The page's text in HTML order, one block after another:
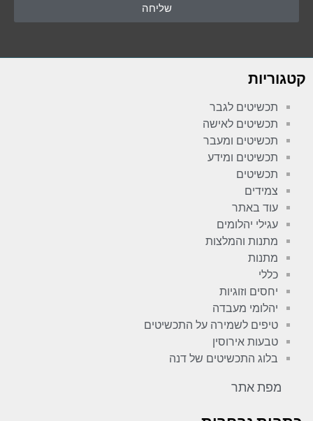
שליחה
קטגוריות
תכשיטים לגבר
תכשיטים לאישה
תכשיטים ומעבר
תכשיטים ומידע
תכשיטים
צמידים
עוד באתר
עגילי יהלומים
מתנות והמלצות
מתנות
כללי
יחסים וזוגיות
יהלומי מעבדה
טיפים לשמירה על התכשיטים
טבעות אירוסין
בלוג התכשיטים של דנה
מפת אתר